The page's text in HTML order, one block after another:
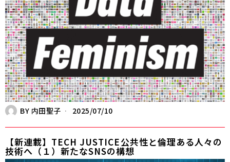
BY 内田聖子 2025/07/10
【新連載】TECH JUSTICE――公共性と倫理ある人々の
技術へ（１）新たなSNSの構想